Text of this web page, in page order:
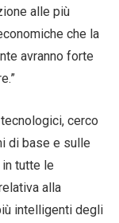
alle più
che la
avranno forte
cerco
di base e sulle
tutte le
alla
intelligenti degli